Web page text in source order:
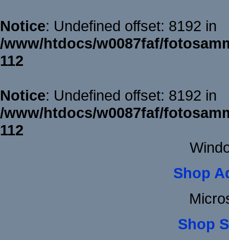
Notice: Undefined offset: 8192 in
/www/htdocs/w0087faf/
112
Notice: Undefined offset: 8192 in
/www/htdocs/w0087faf/
112
Shop
Shop